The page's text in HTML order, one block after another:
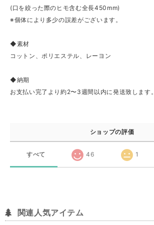
(口を絞った際のヒモ含む全長450mm)
※個体により多少の誤差がございます。
◆素材
コットン、ポリエステル、レーヨン
◆納期
お支払い完了より約2〜3週間以内に発送致します。
ショップの評価
すべて 46 1
関連人気アイテム